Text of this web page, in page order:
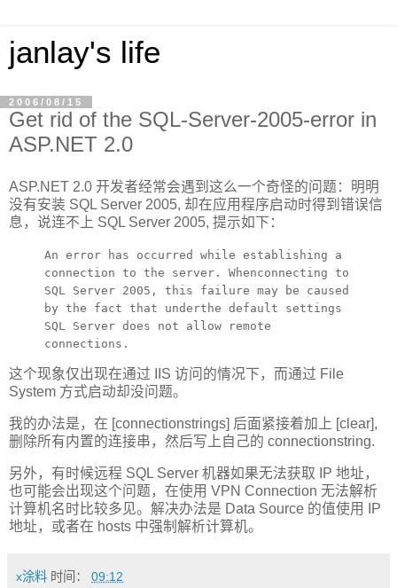
janlay's life
2006/08/15
Get rid of the SQL-Server-2005-error in
ASP.NET 2.0
ASP.NET 2.0 开发者经常会遇到这么一个奇怪的问题：明明
没有安装 SQL Server 2005, 却在应用程序启动时得到错误信
息，说连不上 SQL Server 2005, 提示如下：
An error has occurred while establishing a
connection to the server. Whenconnecting to
SQL Server 2005, this failure may be caused
by the fact that underthe default settings
SQL Server does not allow remote
connections.
这个现象仅出现在通过 IIS 访问的情况下，而通过 File
System 方式启动却没问题。
我的办法是，在 [connectionstrings] 后面紧接着加上 [clear],
删除所有内置的连接串，然后写上自己的 connectionstring.
另外，有时候远程 SQL Server 机器如果无法获取 IP 地址，
也可能会出现这个问题，在使用 VPN Connection 无法解析
计算机名时比较多见。解决办法是 Data Source 的值使用 IP
地址，或者在 hosts 中强制解析计算机。
x涂料 时间： 09:12